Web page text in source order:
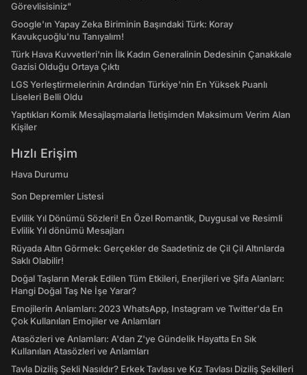
Görevlisisiniz"
Google'ın Yapay Zeka Biriminin Başındaki Türk: Koray
Kavukçuoğlu'nu Tanıyalım!
Türk Hava Kuvvetleri'nin İlk Kadın Generalinin Dedesinin Çanakkale
Gazisi Olduğu Ortaya Çıktı
LGS Yerleştirmelerinin Ardından Türkiye'nin En Yüksek Puanlı
Liseleri Belli Oldu
Yaptıkları Komik Mesajlaşmalarla İletişimden Maksimum Verim Alan
Kişiler
Hızlı Erişim
Hava Durumu
Son Depremler Listesi
Evlilik Yıl Dönümü Sözleri! En Özel Romantik, Duygusal ve Resimli
Evlilik Yıl dönümü Mesajları
Rüyada Altın Görmek: Gerçekler de Saadetiniz de Çil Çil Altınlarda
Saklı Olabilir!
Doğal Taşların Merak Edilen Tüm Etkileri, Enerjileri ve Şifa Alanları:
Hangi Doğal Taş Ne İşe Yarar?
Emojilerin Anlamları: 2023 WhatsApp, Instagram ve Twitter'da En
Çok Kullanılan Emojiler ve Anlamları
Atasözleri ve Anlamları: A'dan Z'ye Gündelik Hayatta En Sık
Kullanılan Atasözleri ve Anlamları
Tavla Diziliş Şekli Nasıldır? Erkek Tavlası ve Kız Tavlası Diziliş Şekilleri